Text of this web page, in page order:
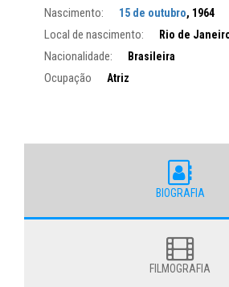
Nascimento: 15 de outubro, 1964
Local de nascimento: Rio de
Nacionalidade: Brasileira
Ocupação Atriz
BIOGRAFIA
FILMOGRAFIA